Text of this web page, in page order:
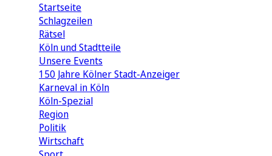
Startseite
Schlagzeilen
Rätsel
Köln und Stadtteile
Unsere Events
150 Jahre Kölner Stadt-Anzeiger
Karneval in Köln
Köln-Spezial
Region
Politik
Wirtschaft